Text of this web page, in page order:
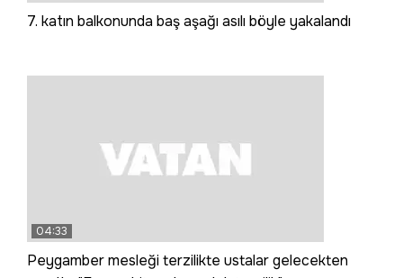
7. katın balkonunda baş aşağı asılı böyle yakalandı
04:33
Peygamber mesleği terzilikte ustalar gelecekten